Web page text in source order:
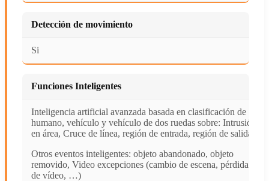
Detección de movimiento
Si
Funciones Inteligentes
Inteligencia artificial avanzada basada en clasificación de
humano, vehículo y vehículo de dos ruedas sobre: Intrusión
en área, Cruce de línea, región de entrada, región de salida
Otros eventos inteligentes: objeto abandonado, objeto
removido, Video excepciones (cambio de escena, pérdida
de vídeo, …)